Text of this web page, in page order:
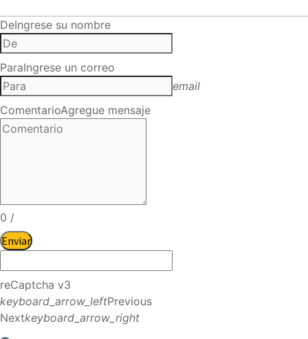
DeIngrese su nombre
ParaIngrese un correo
email
ComentarioAgregue mensaje
0 /
Enviar
reCaptcha v3
keyboard_arrow_leftPrevious
Nextkeyboard_arrow_right